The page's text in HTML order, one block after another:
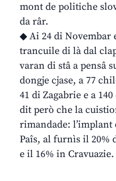
mont de politiche
da râr.
◆ Ai 24 di Novembar
trancuile di là dal
varan di stâ a pensâ
dongje cjase, a 77
41 di Zagabrie e a
dit però che la
rimandade:
Paîs, al furnìs il 20%
e il 16% in Cravuazie.